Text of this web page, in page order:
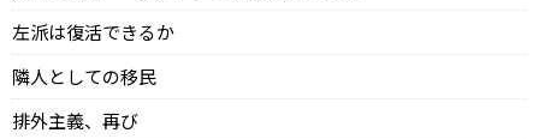
左派は復活できるか
隣人としての移民
排外主義、再び